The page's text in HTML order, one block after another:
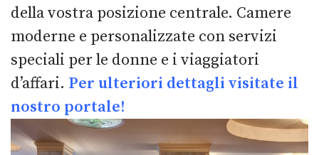
della vostra posizione centrale. Camere
moderne e personalizzate con servizi
speciali per le donne e i viaggiatori
d’affari. Per ulteriori dettagli visitate il
nostro portale!